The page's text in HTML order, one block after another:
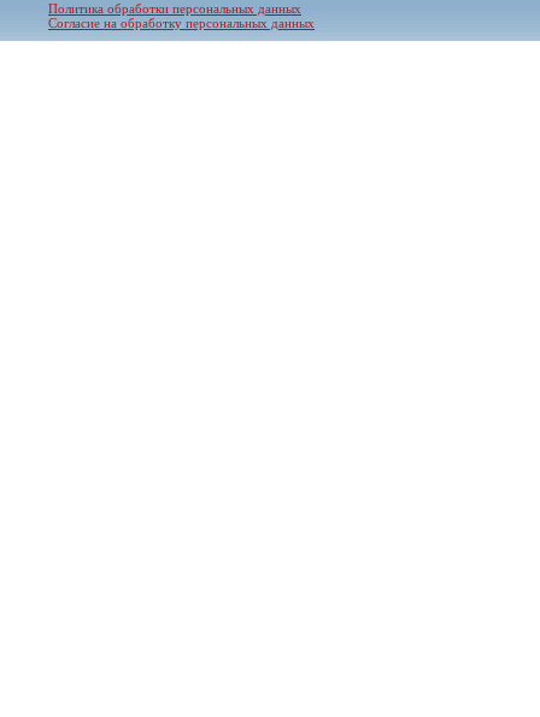
Политика обработки персональных данных
Согласие на обработку персональных данных